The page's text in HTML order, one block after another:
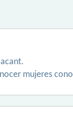
mujeres